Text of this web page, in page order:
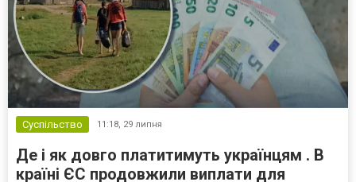
Суспільство 11:18, 29 липня
Де і як довго платитимуть українцям . В
країні ЄС продовжили виплати для